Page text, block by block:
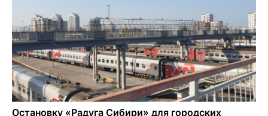
Под Новосибирском двое пострадали в ДТП с
перевернувшейся «ГАЗелью»